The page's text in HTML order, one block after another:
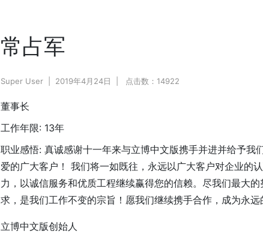
常占军
Super User 2019年4月24日 点击数：14922
董事长
工作年限: 13年
职业感悟: 真诚感谢十一年来与立博中文版携手并进并给予我
爱的广大客户！ 我们将一如既往，永远以广大客户对企业的
力，以诚信服务和优质工程继续赢得您的信赖。尽我们最大
求，是我们工作不变的宗旨！愿我们继续携手合作，成为永远
立博中文版创始人